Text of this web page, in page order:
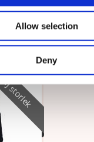
Allow selection
Deny
har en...
storlek